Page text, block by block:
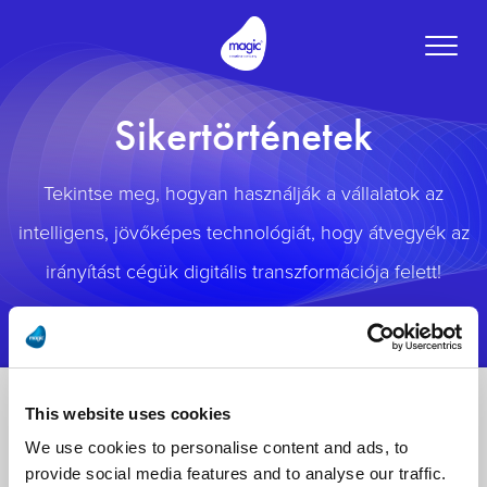
This website uses cookies
We use cookies to personalise content and ads, to
provide social media features and to analyse our traffic.
Toggle
Sikertörténetek
Tekintse meg, hogyan használják a vállalatok az
intelligens, jövőképes technológiát, hogy átvegyék az
irányítást cégük digitális transzformációja felett!